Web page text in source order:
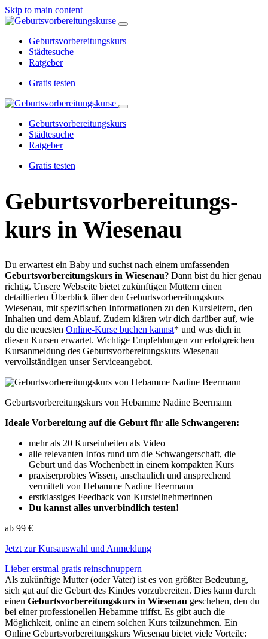
Skip to main content
Geburtsvorbereitungskurs
Städtesuche
Ratgeber
Gratis testen
Geburtsvorbereitungskurs
Städtesuche
Ratgeber
Gratis testen
Geburtsvorbereitungs­
kurs in Wiesenau
Du erwartest ein Baby und suchst nach einem umfassenden
Geburtsvorbereitungskurs in Wiesenau? Dann bist du hier genau
richtig. Unsere Webseite bietet zukünftigen Müttern einen
detaillierten Überblick über den Geburtsvorbereitungskurs
Wiesenau, mit spezifischen Informationen zu den Kursleitern, den
Inhalten und dem Ablauf. Zudem klären wir dich darüber auf, wie
du die neuesten Online-Kurse buchen kannst* und was dich in
diesen Kursen erwartet. Wichtige Empfehlungen zur erfolgreichen
Kursanmeldung des Geburtsvorbereitungskurs Wiesenau
vervollständigen unser Serviceangebot.
Geburtsvorbereitungskurs von Hebamme Nadine Beermann
Ideale Vorbereitung auf die Geburt für alle Schwangeren:
mehr als 20 Kurseinheiten als Video
alle relevanten Infos rund um die Schwangerschaft, die
Geburt und das Wochenbett in einem kompakten Kurs
praxiserprobtes Wissen, anschaulich und ansprechend
vermittelt von Hebamme Nadine Beermann
erstklassiges Feedback von Kursteilnehmerinnen
Du kannst alles unverbindlich testen!
ab 99 €
Jetzt zur Kursauswahl und Anmeldung
Lieber erstmal gratis reinschnuppern
Als zukünftige Mutter (oder Vater) ist es von größter Bedeutung,
sich gut auf die Geburt des Kindes vorzubereiten. Dies kann durch
einen Geburtsvorbereitungskurs in Wiesenau geschehen, den du
bei einer professionellen Hebamme triffst. Es gibt auch die
Möglichkeit, online an einem solchen Kurs teilzunehmen. Ein
Online Geburtsvorbereitungskurs Wiesenau bietet viele Vorteile: